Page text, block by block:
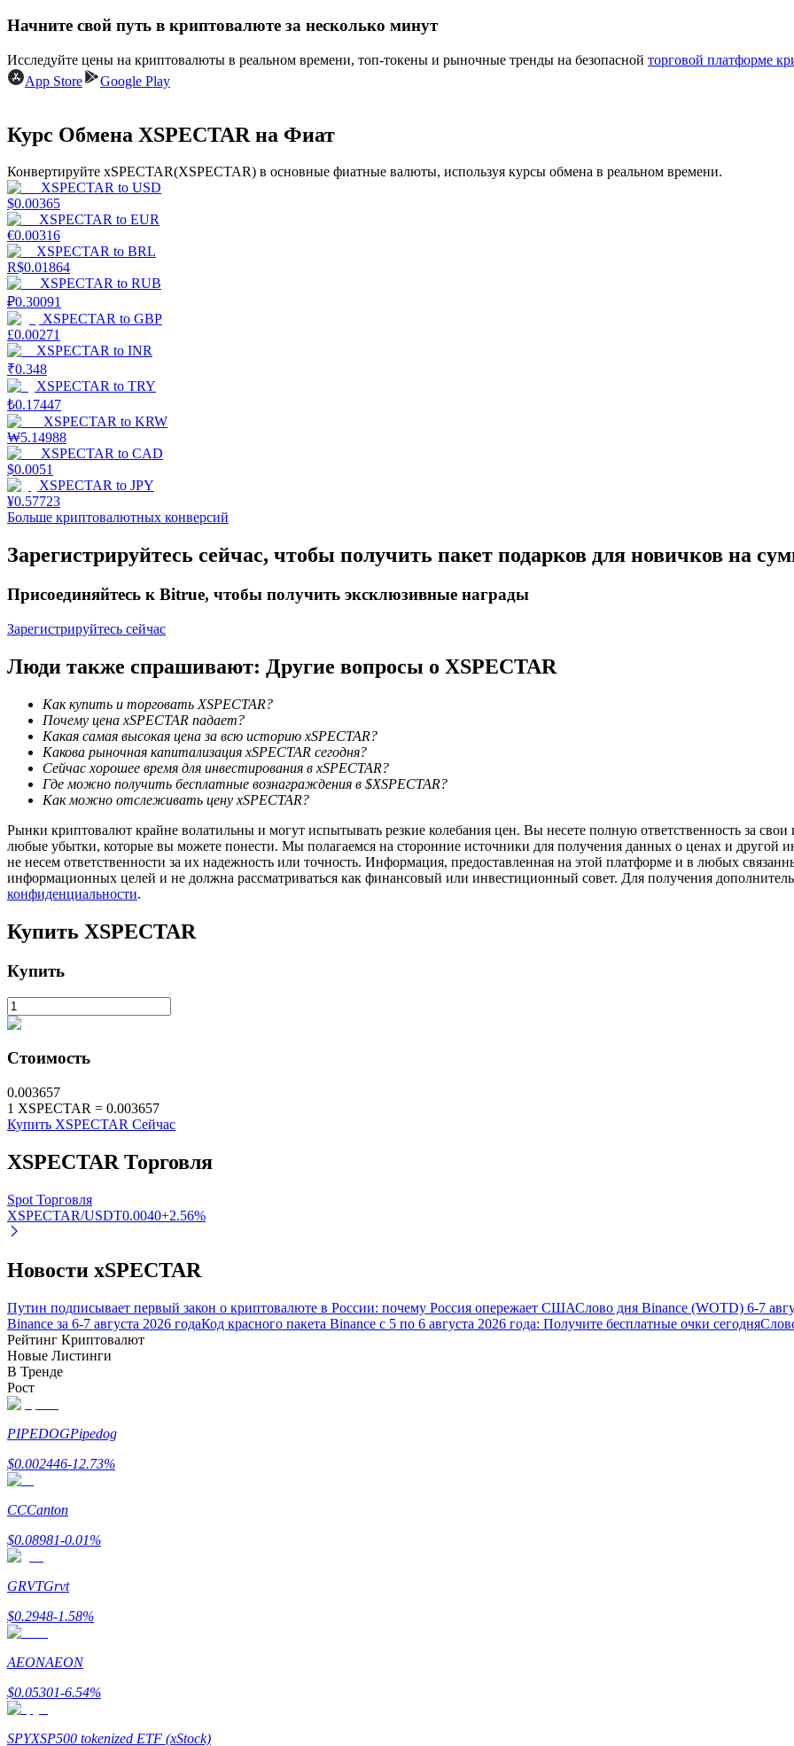
Анализ больших данных, включая торговую информацию и т. д.
Гид
Руководство для начинающих по фьючерсам
Торговые стратегии
Узнайте, как оставаться прибыльным
Заработок
Силовая свинья
Получайте конкурентные награды ежедневно
Высокая прибыль и мгновенный доступ
Launchpool
Гибкая ставка для заработка популярных токенов
Эксклюзивные инвестиции для владельцев BTR
Кредиты
Начните свой путь в криптовалюте за несколько минут
Исследуйте цены на криптовалюты в реальном времени, топ-токены и рыночные тренды на безопасной торговой платформе
App Store
Google Play
Курс Обмена XSPECTAR на Фиат
Конвертируйте xSPECTAR(XSPECTAR) в основные фиатные валюты, используя курсы обмена в реальном времени.
XSPECTAR to USD
$0.00365
XSPECTAR to EUR
€0.00316
XSPECTAR to BRL
R$0.01864
XSPECTAR to RUB
₽0.30091
XSPECTAR to GBP
£0.00271
XSPECTAR to INR
₹0.348
XSPECTAR to TRY
₺0.17447
XSPECTAR to KRW
₩5.14988
XSPECTAR to CAD
$0.0051
XSPECTAR to JPY
¥0.57723
Больше криптовалютных конверсий
Зарегистрируйтесь сейчас, чтобы получить пакет подарков для новичков на
Присоединяйтесь к Bitrue, чтобы получить эксклюзивные награды
Зарегистрируйтесь сейчас
Люди также спрашивают: Другие вопросы о XSPECTAR
Как купить и торговать XSPECTAR?
Почему цена xSPECTAR падает?
Какая самая высокая цена за всю историю xSPECTAR?
Какова рыночная капитализация xSPECTAR сегодня?
Сейчас хорошее время для инвестирования в xSPECTAR?
Где можно получить бесплатные вознаграждения в $XSPECTAR?
Как можно отслеживать цену xSPECTAR?
Рынки криптовалют крайне волатильны и могут испытывать резкие колебания цен. Вы несете полную ответственность за
любые убытки, которые вы можете понести. Мы полагаемся на сторонние источники для получения данных о ценах и
не несем ответственности за их надежность или точность. Информация, предоставленная на этой платформе и в любых
информационных целей и не должна рассматриваться как финансовый или инвестиционный совет. Для получения
конфиденциальности.
Купить XSPECTAR
Купить
Стоимость
0.003657
1 XSPECTAR = 0.003657
Купить XSPECTAR Сейчас
XSPECTAR Торговля
Spot Торговля
XSPECTAR/USDT0.0040+2.56%
Новости xSPECTAR
Путин подписывает первый закон о криптовалюте в России: почему Россия опережает СШАСлово дня Binance (WOTD) 6-7
Binance за 6-7 августа 2026 годаКод красного пакета Binance с 5 по 6 августа 2026 года: Получите бесплатные очки сегодня
Рейтинг Криптовалют
Новые Листинги
В Тренде
Рост
PIPEDOGPipedog
$0.002446-12.73%
CCCanton
$0.08981-0.01%
GRVTGrvt
$0.2948-1.58%
AEONAEON
$0.05301-6.54%
SPYXSP500 tokenized ETF (xStock)